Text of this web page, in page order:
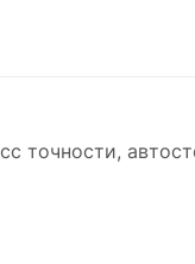
точности,